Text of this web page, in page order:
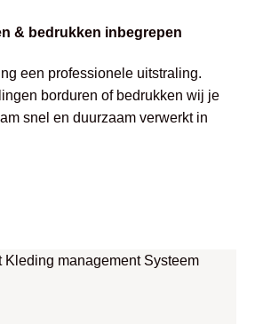
& bedrukken inbegrepen
een professionele uitstraling.
borduren of bedrukken wij je
snel en duurzaam verwerkt in